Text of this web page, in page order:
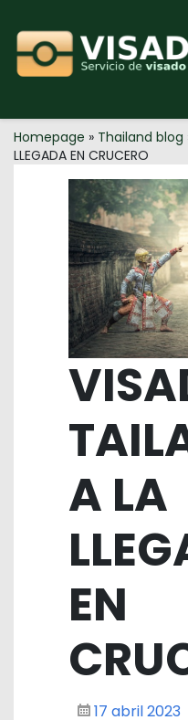
content
Homepage » Thailand blog
LLEGADA EN CRUCERO
A LA
EN
17 abril 2023